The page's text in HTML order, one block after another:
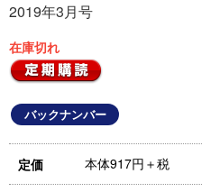
2019年3月号
在庫切れ
バックナンバー
定価 本体917円＋税